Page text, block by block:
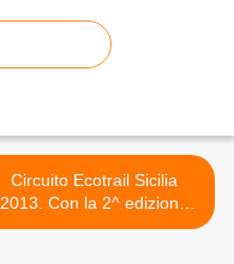
Circuito Ecotrail Sicilia
2013. Con la 2^ edizione
dell'Etnatrail, si mette in